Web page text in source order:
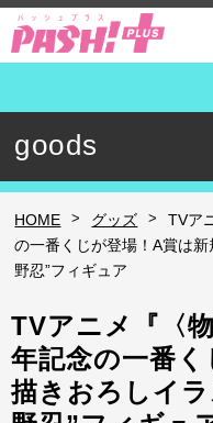
goods
HOME > グッズ >
TVア
の一番くじが登場！A賞は
野忍”フィギュア
TVアニメ『〈
年記念の一番
描きおろしイ